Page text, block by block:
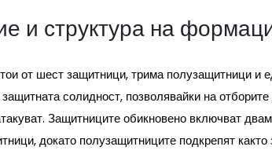
и структура на
от шест защитници, трима полузащитници и
солидност, позволявайки на
Защитниците обикновено включват
докато полузащитниците подкрепят както